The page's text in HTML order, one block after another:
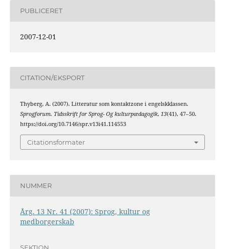
PUBLICERET
2007-12-01
CITATION/EKSPORT
Thyberg, A. (2007). Litteratur som kontaktzone i engelskklassen.
Sprogforum. Tidsskrift for Sprog- Og kulturpædagogik, 13(41), 47–50.
https://doi.org/10.7146/spr.v13i41.114553
Citationsformater
NUMMER
Årg. 13 Nr. 41 (2007): Sprog, kultur og
medborgerskab